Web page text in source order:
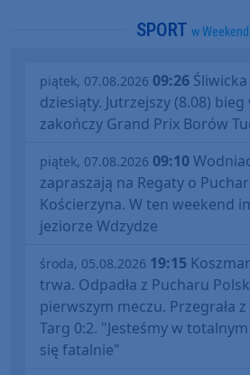
SPORT w
piątek, 07.08.2026 09:26
dziesiąty. Jutrzejszy (8.08)
zakończy Grand Prix Borów
piątek, 07.08.2026 09:10
zapraszają na Regaty o
Kościerzyna. W ten weekend
jeziorze Wdzydze
środa, 05.08.2026 19:15
trwa. Odpadła z Pucharu
pierwszym meczu. Przegrała
Targ 0:2. "Jesteśmy w
się fatalnie"